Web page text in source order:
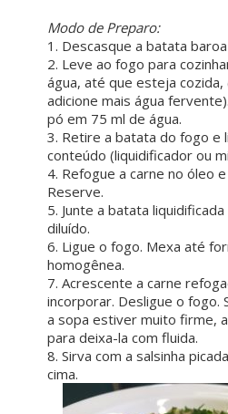
Modo de Preparo:
1. Descasque a batata
2. Leve ao fogo para
água, até que esteja
adicione mais água
pó em 75 ml de água.
3. Retire a batata do fogo e
conteúdo (liquidificador ou
4. Refogue a carne no óleo
Reserve.
5. Junte a batata
diluído.
6. Ligue o fogo. Mexa até
homogênea.
7. Acrescente a carne
incorporar. Desligue o fogo.
a sopa estiver muito firme,
para deixa-la com fluida.
8. Sirva com a salsinha
cima.